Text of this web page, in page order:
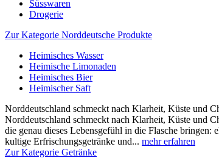
Süsswaren
Drogerie
Zur Kategorie Norddeutsche Produkte
Heimisches Wasser
Heimische Limonaden
Heimisches Bier
Heimischer Saft
Norddeutschland schmeckt nach Klarheit, Küste und
Norddeutschland schmeckt nach Klarheit, Küste und
die genau dieses Lebensgefühl in die Flasche bringen:
kultige Erfrischungsgetränke und... mehr erfahren
Zur Kategorie Getränke